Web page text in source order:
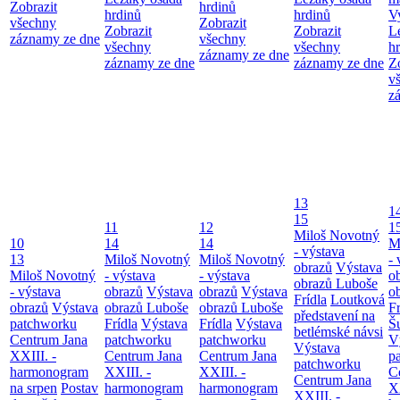
Zobrazit
všechny
záznamy ze dne
hrdinů
Zobrazit
všechny
záznamy ze dne
hrdinů
Zobrazit
všechny
záznamy ze dne
hrdinů
Zobrazit
všechny
záznamy ze dne
10
13
Miloš Novotný
- výstava
obrazů Výstava
patchworku
Centrum Jana
XXIII. -
harmonogram
na srpen Postav
11
14
Miloš Novotný
- výstava
obrazů Výstava
obrazů Luboše
Frídla Výstava
patchworku
Centrum Jana
XXIII. -
harmonogram
12
14
Miloš Novotný
- výstava
obrazů Výstava
obrazů Luboše
Frídla Výstava
patchworku
Centrum Jana
XXIII. -
harmonogram
13
15
Miloš Novotný
- výstava
obrazů Výstava
obrazů Luboše
Frídla Loutková
představení na
betlémské návsi
Výstava
patchworku
Centrum Jana
XXIII. -
-